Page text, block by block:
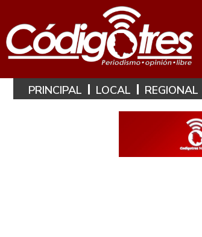
PRINCIPAL LOCAL REGIONAL